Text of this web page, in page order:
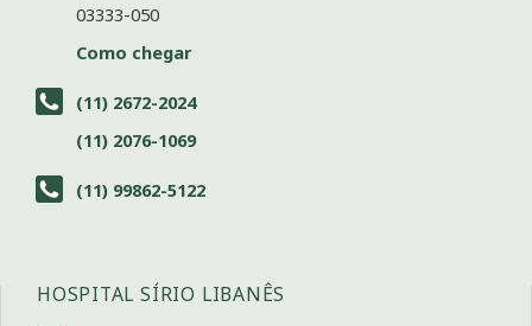
03333-050
Como chegar
(11) 2672-2024
(11) 2076-1069
(11) 99862-5122
HOSPITAL SÍRIO LIBANÊS